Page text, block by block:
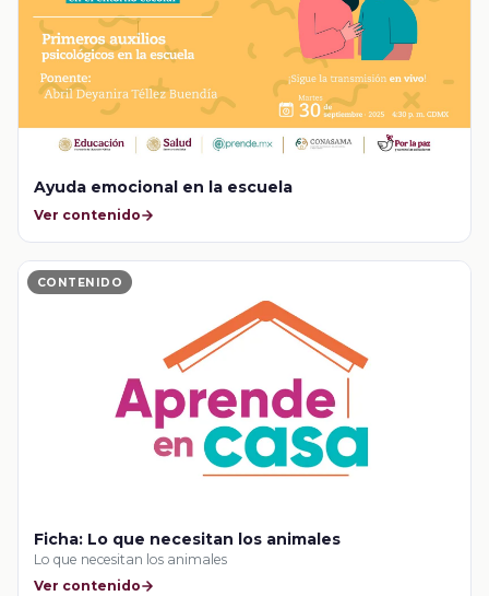
Ayuda emocional en la escuela
Ver contenido
CONTENIDO
Ficha: Lo que necesitan los animales
Lo que necesitan los animales
Ver contenido